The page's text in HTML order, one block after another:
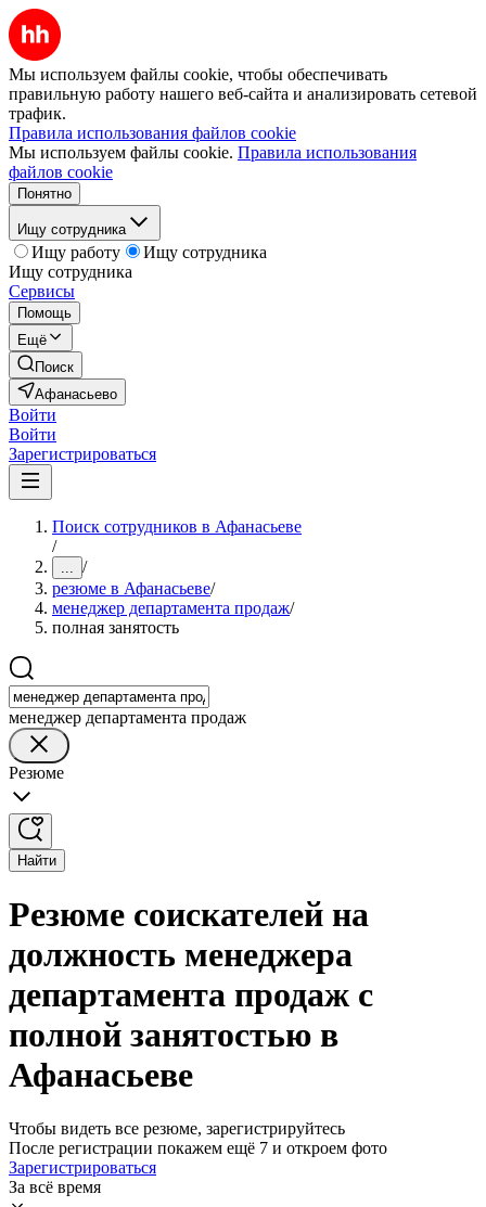
Мы используем файлы cookie, чтобы обеспечивать
правильную работу нашего веб-сайта и анализировать сетевой
трафик.
Правила использования файлов cookie
Мы используем файлы cookie. Правила использования
файлов cookie
Понятно
Ищу сотрудника
Ищу работу
Ищу сотрудника
Ищу сотрудника
Сервисы
Помощь
Ещё
Поиск
Афанасьево
Войти
Войти
Зарегистрироваться
Поиск сотрудников в Афанасьеве
/
... /
резюме в Афанасьеве/
менеджер департамента продаж/
полная занятость
менеджер департамента продаж
Резюме
Найти
Резюме соискателей на
должность менеджера
департамента продаж с
полной занятостью в
Афанасьеве
Чтобы видеть все резюме, зарегистрируйтесь
После регистрации покажем ещё 7 и откроем фото
Зарегистрироваться
За всё время